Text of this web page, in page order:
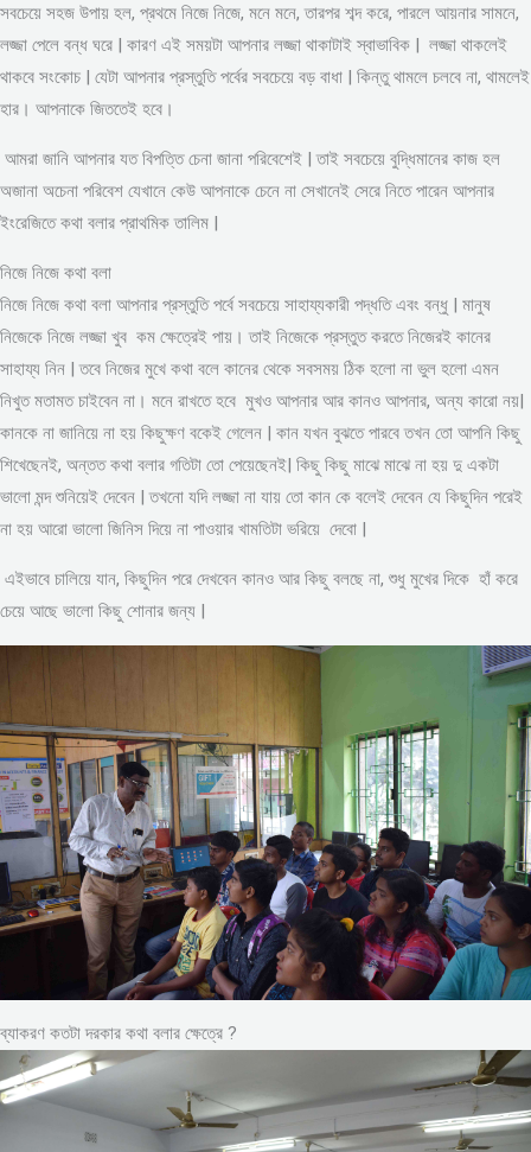
সবচেয়ে সহজ উপায় হল, প্রথমে নিজে নিজে, মনে মনে, তারপর শব্দ করে, পারলে আয়নার সামনে,
লজ্জা পেলে বন্ধ ঘরে | কারণ এই সময়টা আপনার লজ্জা থাকাটাই স্বাভাবিক | লজ্জা থাকলেই
থাকবে সংকোচ | যেটা আপনার প্রস্তুতি পর্বের সবচেয়ে বড় বাধা | কিন্তু থামলে চলবে না, থামলেই
হার। আপনাকে জিততেই হবে।
আমরা জানি আপনার যত বিপত্তি চেনা জানা পরিবেশেই | তাই সবচেয়ে বুদ্ধিমানের কাজ হল
অজানা অচেনা পরিবেশ যেখানে কেউ আপনাকে চেনে না সেখানেই সেরে নিতে পারেন আপনার
ইংরেজিতে কথা বলার প্রাথমিক তালিম |
নিজে নিজে কথা বলা
নিজে নিজে কথা বলা আপনার প্রস্তুতি পর্বে সবচেয়ে সাহায্যকারী পদ্ধতি এবং বন্ধু | মানুষ
নিজেকে নিজে লজ্জা খুব কম ক্ষেত্রেই পায়। তাই নিজেকে প্রস্তুত করতে নিজেরই কানের
সাহায্য নিন | তবে নিজের মুখে কথা বলে কানের থেকে সবসময় ঠিক হলো না ভুল হলো এমন
নিখুত মতামত চাইবেন না। মনে রাখতে হবে মুখও আপনার আর কানও আপনার, অন্য কারো নয়|
কানকে না জানিয়ে না হয় কিছুক্ষণ বকেই গেলেন | কান যখন বুঝতে পারবে তখন তো আপনি কিছু
শিখেছেনই, অন্তত কথা বলার গতিটা তো পেয়েছেনই| কিছু কিছু মাঝে মাঝে না হয় দু একটা
ভালো মন্দ শুনিয়েই দেবেন | তখনো যদি লজ্জা না যায় তো কান কে বলেই দেবেন যে কিছুদিন পরেই
না হয় আরো ভালো জিনিস দিয়ে না পাওয়ার খামতিটা ভরিয়ে দেবো |
এইভাবে চালিয়ে যান, কিছুদিন পরে দেখবেন কানও আর কিছু বলছে না, শুধু মুখের দিকে হাঁ করে
চেয়ে আছে ভালো কিছু শোনার জন্য |
ব্যাকরণ কতটা দরকার কথা বলার ক্ষেত্রে ?